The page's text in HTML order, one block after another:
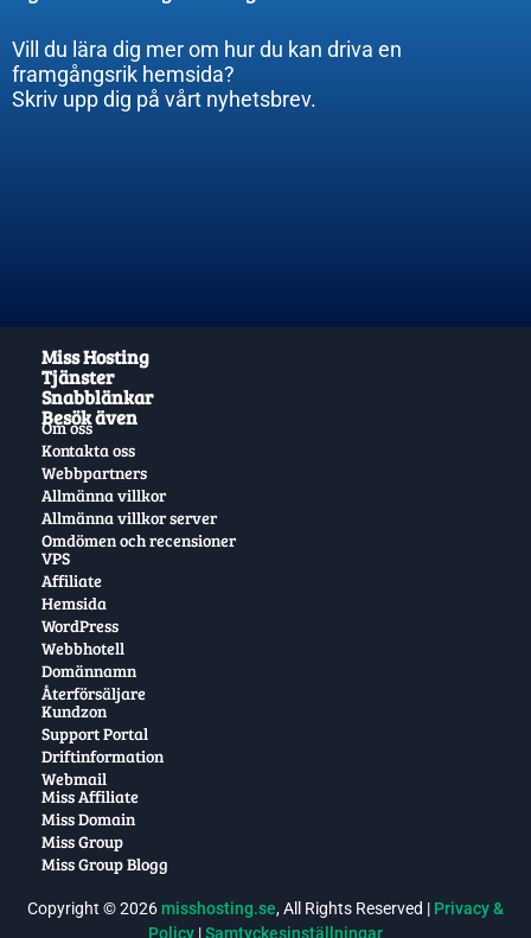
Vill du lära dig mer om hur du kan driva en
framgångsrik hemsida?
Skriv upp dig på vårt nyhetsbrev.
Miss Hosting
Tjänster
Snabblänkar
Besök även
Om oss
Kontakta oss
Webbpartners
Allmänna villkor
Allmänna villkor server
Omdömen och recensioner
VPS
Affiliate
Hemsida
WordPress
Webbhotell
Domännamn
Återförsäljare
Kundzon
Support Portal
Driftinformation
Webmail
Miss Affiliate
Miss Domain
Miss Group
Miss Group Blogg
Copyright © 2026misshosting.se, All Rights Reserved | Privacy &
Policy |Samtyckesinställningar